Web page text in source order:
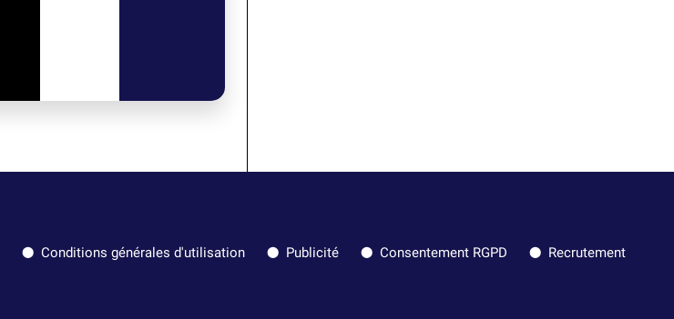
Conditions générales d'utilisation Publicité Consentement RGPD Recrutement